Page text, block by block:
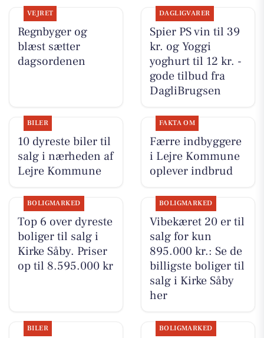
VEJRET
Regnbyger og
blæst sætter
dagsordenen
DAGLIGVARER
Spier PS vin til 39
kr. og Yoggi
yoghurt til 12 kr. -
gode tilbud fra
DagliBrugsen
BILER
10 dyreste biler til
salg i nærheden af
Lejre Kommune
FAKTA OM
Færre indbyggere
i Lejre Kommune
oplever indbrud
BOLIGMARKED
Top 6 over dyreste
boliger til salg i
Kirke Såby. Priser
op til 8.595.000 kr
BOLIGMARKED
Vibekæret 20 er til
salg for kun
895.000 kr.: Se de
billigste boliger til
salg i Kirke Såby
her
BILER BOLIGMARKED